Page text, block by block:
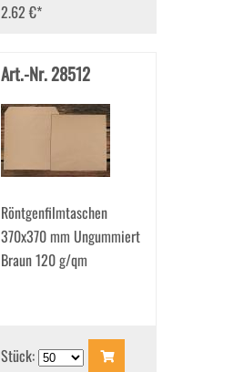
2.62 €*
Art.-Nr. 28512
Röntgenfilmtaschen
370x370 mm Ungummiert
Braun 120 g/qm
Stück: